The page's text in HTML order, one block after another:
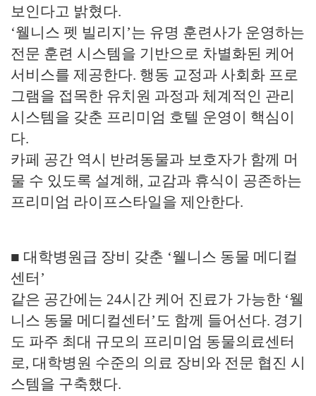
보인다고 밝혔다.
‘웰니스 펫 빌리지’는 유명 훈련사가 운영하는
전문 훈련 시스템을 기반으로 차별화된 케어
서비스를 제공한다. 행동 교정과 사회화 프로
그램을 접목한 유치원 과정과 체계적인 관리
시스템을 갖춘 프리미엄 호텔 운영이 핵심이
다.
카페 공간 역시 반려동물과 보호자가 함께 머
물 수 있도록 설계해, 교감과 휴식이 공존하는
프리미엄 라이프스타일을 제안한다.
■ 대학병원급 장비 갖춘 ‘웰니스 동물 메디컬
센터’
같은 공간에는 24시간 케어 진료가 가능한 ‘웰
니스 동물 메디컬센터’도 함께 들어선다. 경기
도 파주 최대 규모의 프리미엄 동물의료센터
로, 대학병원 수준의 의료 장비와 전문 협진 시
스템을 구축했다.